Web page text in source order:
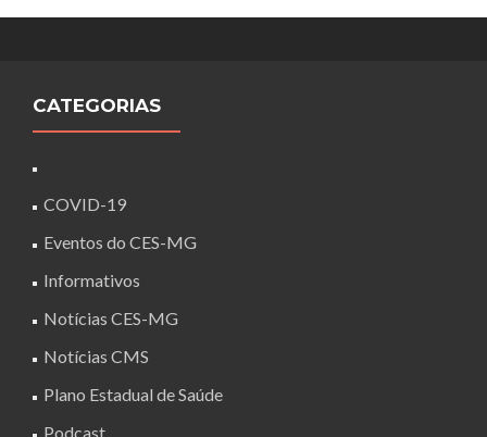
CATEGORIAS
COVID-19
Eventos do CES-MG
Informativos
Notícias CES-MG
Notícias CMS
Plano Estadual de Saúde
Podcast